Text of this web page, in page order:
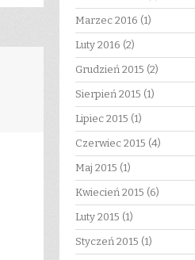
Marzec 2016 (1)
Luty 2016 (2)
Grudzień 2015 (2)
Sierpień 2015 (1)
Lipiec 2015 (1)
Czerwiec 2015 (4)
Maj 2015 (1)
Kwiecień 2015 (6)
Luty 2015 (1)
Styczeń 2015 (1)